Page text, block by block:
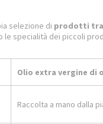
selezione di prodotti
le specialità dei piccoli
Olio extra vergine di
Raccolta a mano dalla